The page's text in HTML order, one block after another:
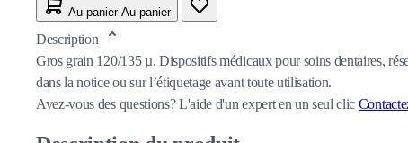
Au panier Au panier
Description
Gros grain 120/135 µ. Dispositifs médicaux pour soins dentaires,
dans la notice ou sur l’étiquetage avant toute utilisation.
Avez-vous des questions?L'aide d'un expert en un seul clic